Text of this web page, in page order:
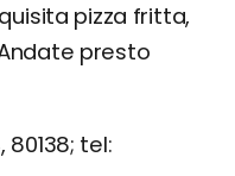
pizza fritta,
presto
80138; tel: